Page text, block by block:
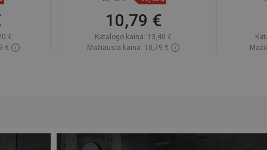
€
€
10,79 €
Katalogo kaina: 13,40 €
Mažiausia kaina: 10,79 €